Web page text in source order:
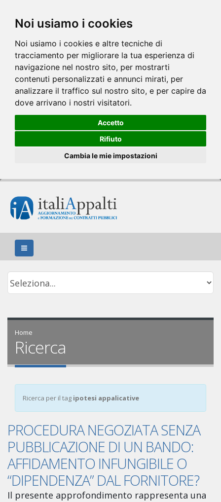
Noi usiamo i cookies
Noi usiamo i cookies e altre tecniche di
tracciamento per migliorare la tua esperienza di
navigazione nel nostro sito, per mostrarti
contenuti personalizzati e annunci mirati, per
analizzare il traffico sul nostro sito, e per capire da
dove arrivano i nostri visitatori.
Accetto
Rifiuto
Cambia le mie impostazioni
Home
Ricerca
Ricerca per il tag ipotesi appalicative
PROCEDURA NEGOZIATA SENZA
PUBBLICAZIONE DI UN BANDO:
AFFIDAMENTO INFUNGIBILE O
“DIPENDENZA” DAL FORNITORE?
Il presente approfondimento rappresenta una